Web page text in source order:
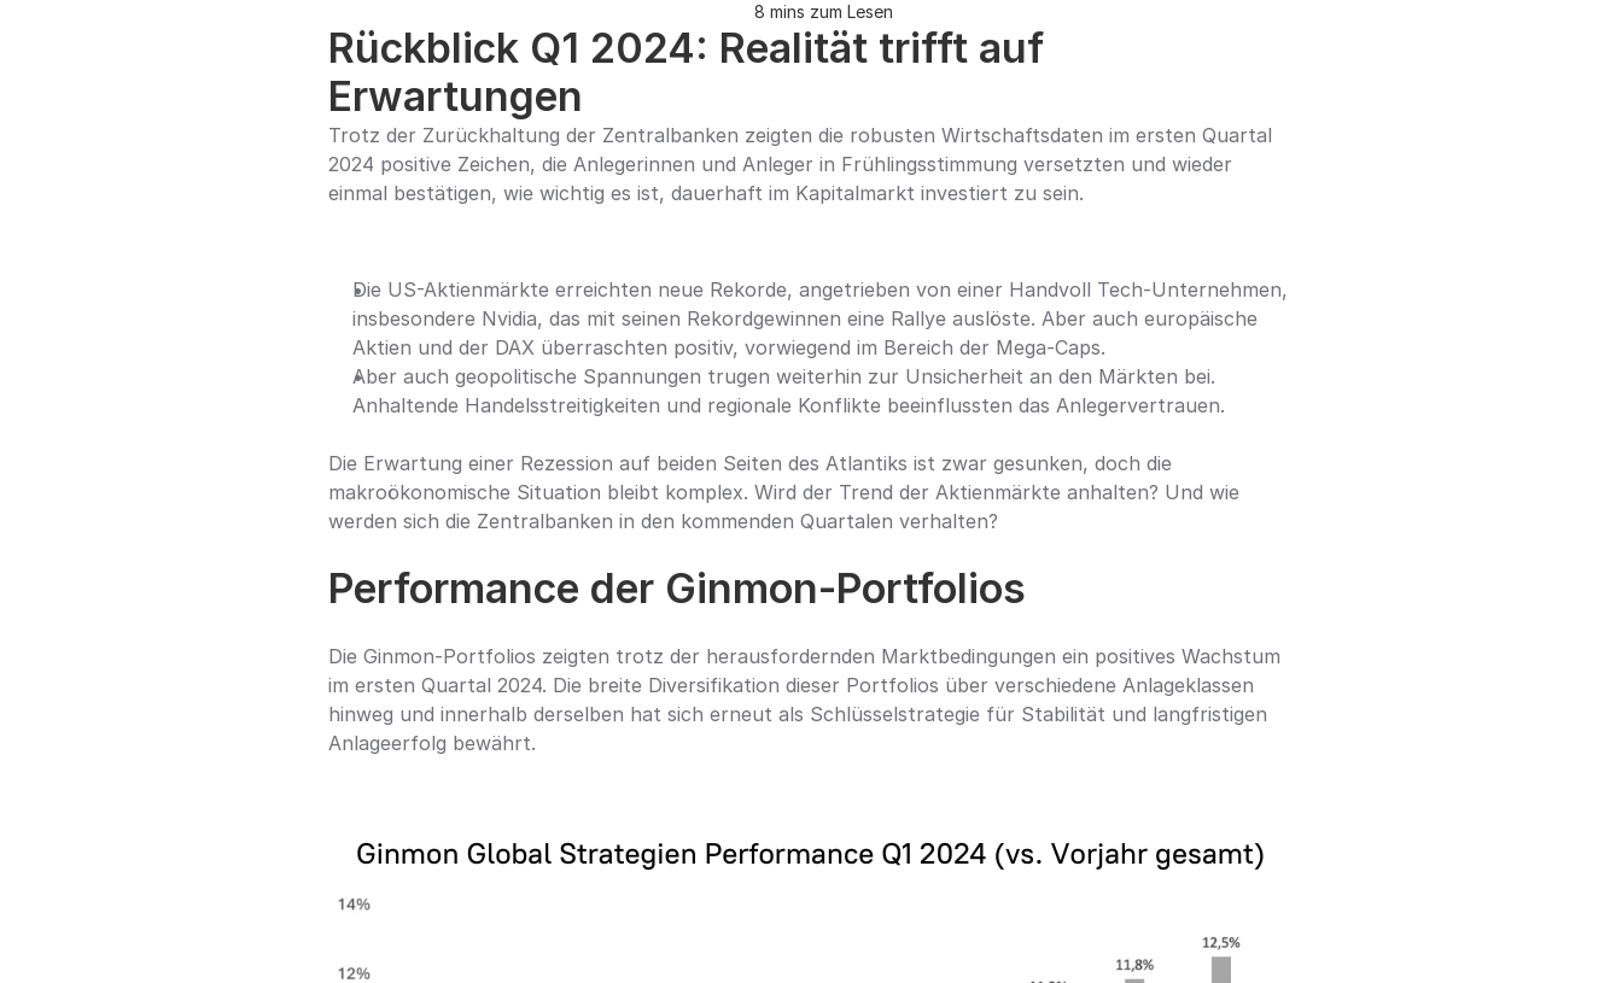
8 mins zum Lesen
Rückblick Q1 2024: Realität trifft auf
Erwartungen
Trotz der Zurückhaltung der Zentralbanken zeigten die robusten Wirtschaftsdaten im ersten Quartal
2024 positive Zeichen, die Anlegerinnen und Anleger in Frühlingsstimmung versetzten und wieder
einmal bestätigen, wie wichtig es ist, dauerhaft im Kapitalmarkt investiert zu sein.
Die US-Aktienmärkte erreichten neue Rekorde, angetrieben von einer Handvoll Tech-Unternehmen,
insbesondere Nvidia, das mit seinen Rekordgewinnen eine Rallye auslöste. Aber auch europäische
Aktien und der DAX überraschten positiv, vorwiegend im Bereich der Mega-Caps.
Aber auch geopolitische Spannungen trugen weiterhin zur Unsicherheit an den Märkten bei.
Anhaltende Handelsstreitigkeiten und regionale Konflikte beeinflussten das Anlegervertrauen.
Die Erwartung einer Rezession auf beiden Seiten des Atlantiks ist zwar gesunken, doch die
makroökonomische Situation bleibt komplex. Wird der Trend der Aktienmärkte anhalten? Und wie
werden sich die Zentralbanken in den kommenden Quartalen verhalten?
Performance der Ginmon-Portfolios
Die Ginmon-Portfolios zeigten trotz der herausfordernden Marktbedingungen ein positives Wachstum
im ersten Quartal 2024. Die breite Diversifikation dieser Portfolios über verschiedene Anlageklassen
hinweg und innerhalb derselben hat sich erneut als Schlüsselstrategie für Stabilität und langfristigen
Anlageerfolg bewährt.